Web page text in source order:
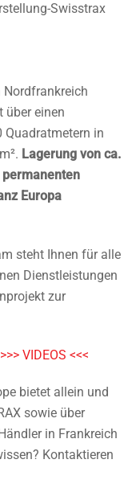
Swisstrax
Nordfrankreich
über einen
in
Lagerung von ca.
permanenten
Europa
steht Ihnen für alle
Dienstleistungen
zur
>>> VIDEOS <<<
bietet allein und
sowie über
in Frankreich
Kontaktieren